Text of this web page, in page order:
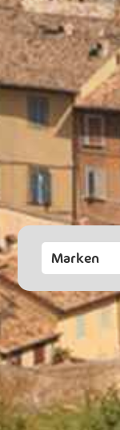
Marken